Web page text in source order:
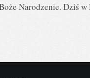
Narodzenie. Dziś